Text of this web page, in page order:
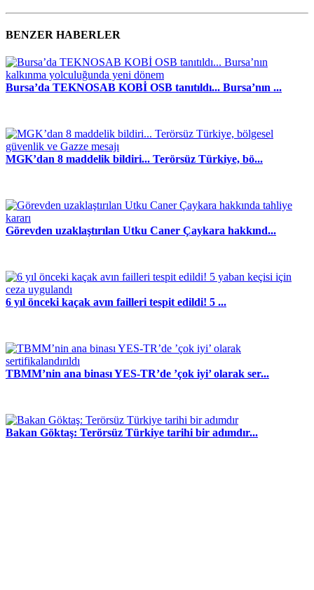
BENZER HABERLER
Bursa’da TEKNOSAB KOBİ OSB tanıtıldı... Bursa’nın ...
MGK’dan 8 maddelik bildiri... Terörsüz Türkiye, bö...
Görevden uzaklaştırılan Utku Caner Çaykara hakkınd...
6 yıl önceki kaçak avın failleri tespit edildi! 5 ...
TBMM’nin ana binası YES-TR’de ’çok iyi’ olarak ser...
Bakan Göktaş: Terörsüz Türkiye tarihi bir adımdır...